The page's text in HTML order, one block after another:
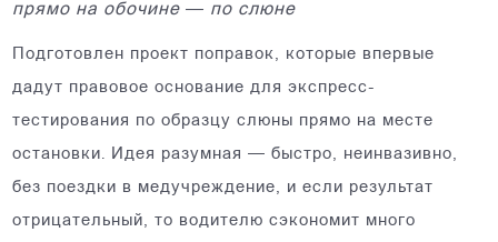
прямо на обочине — по слюне
Подготовлен проект поправок, которые впервые
дадут правовое основание для экспресс-
тестирования по образцу слюны прямо на месте
остановки. Идея разумная — быстро, неинвазивно,
без поездки в медучреждение, и если результат
отрицательный, то водителю сэкономит много